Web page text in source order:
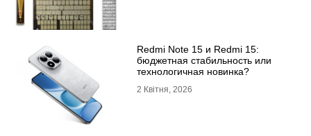
Redmi Note 15 и Redmi 15:
бюджетная стабильность или
технологичная новинка?
2 Квітня, 2026